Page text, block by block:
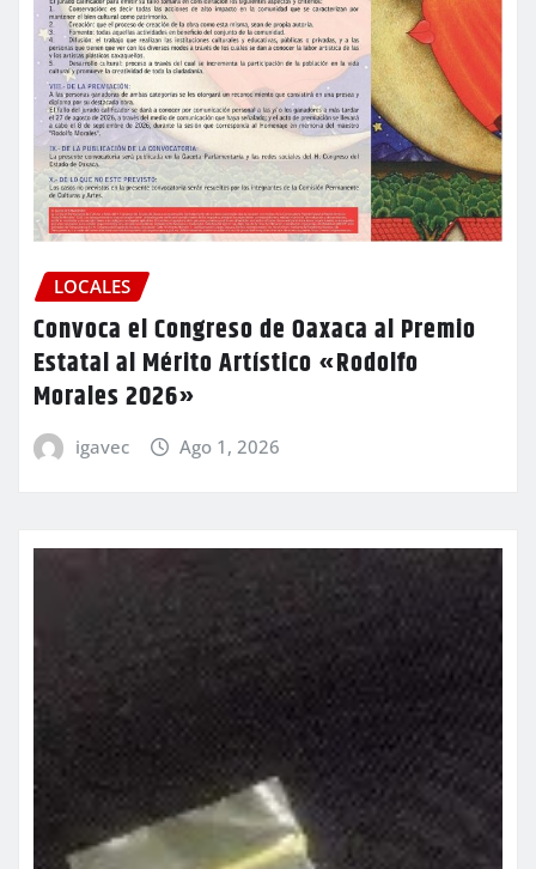
LOCALES
Convoca el Congreso de Oaxaca al Premio
Estatal al Mérito Artístico «Rodolfo
Morales 2026»
igavec Ago 1, 2026